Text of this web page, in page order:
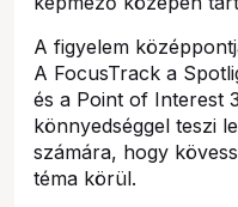
A figyelem
A FocusTrack a
és a Point of Interest
könnyedséggel teszi
számára, hogy
téma körül.